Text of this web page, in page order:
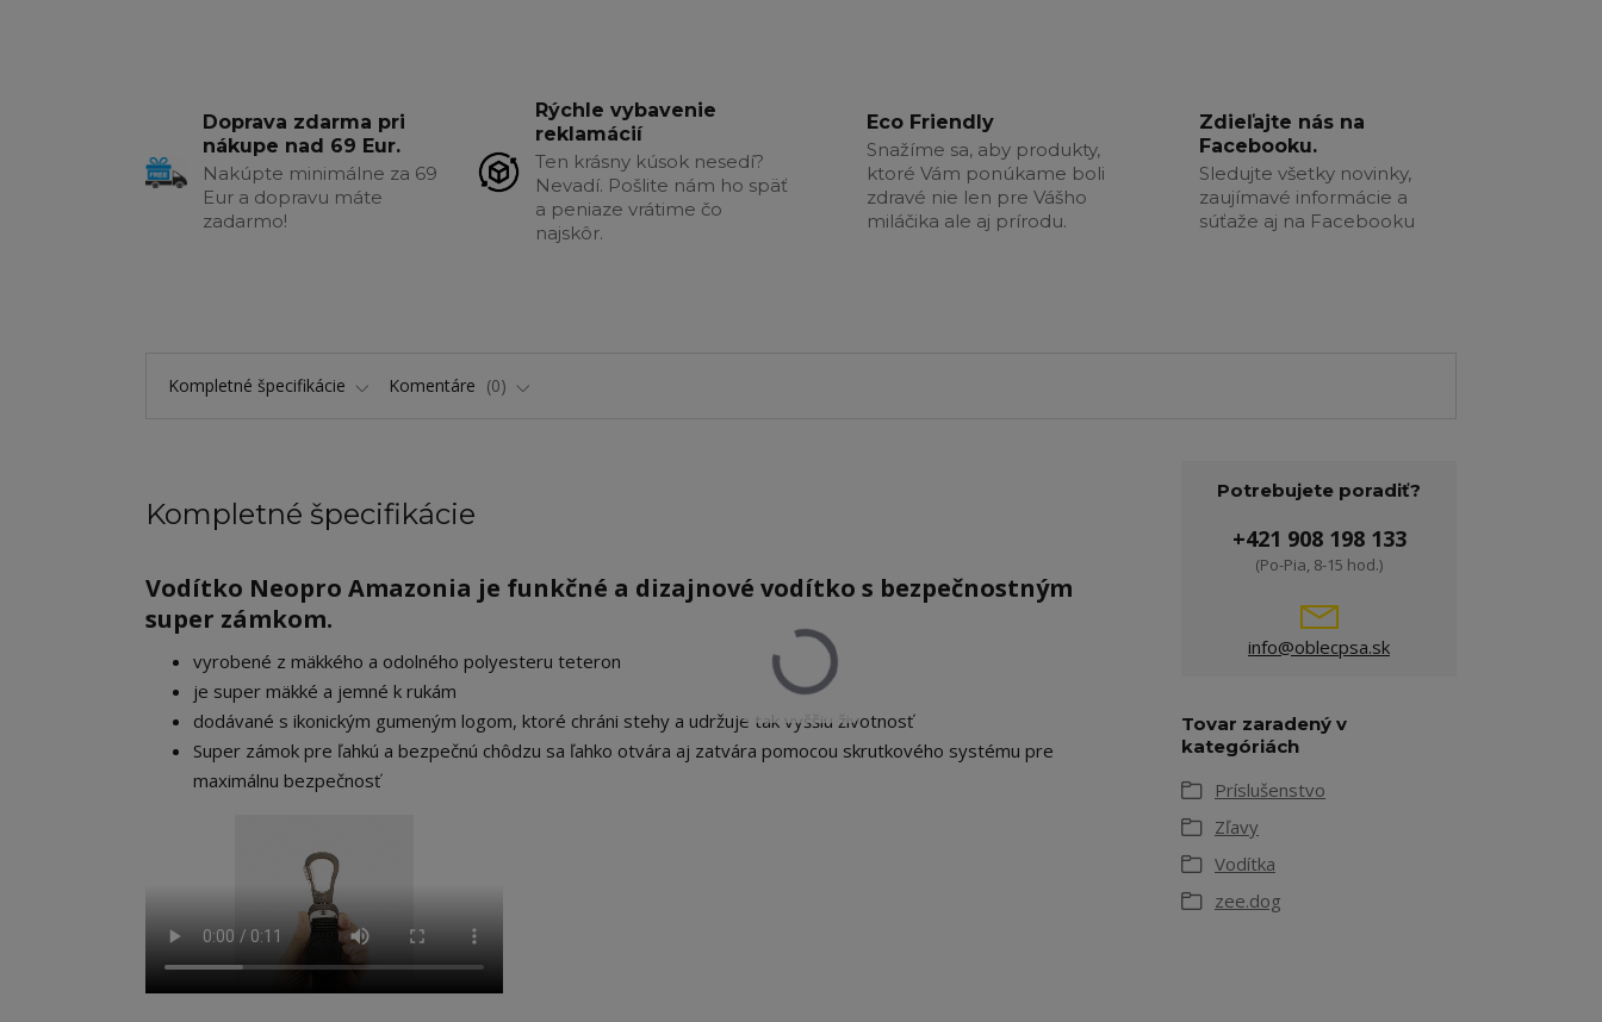
Doprava zdarma pri
nákupe nad 69 Eur.
Nakúpte minimálne za 69
Eur a dopravu máte
zadarmo!
Rýchle vybavenie
reklamácií
Ten krásny kúsok nesedí?
Nevadí. Pošlite nám ho späť
a peniaze vrátime čo
najskôr.
Eco Friendly
Snažíme sa, aby produkty,
ktoré Vám ponúkame boli
zdravé nie len pre Vášho
miláčika ale aj prírodu.
Zdieľajte nás na
Facebooku.
Sledujte všetky novinky,
zaujímavé informácie a
súťaže aj na Facebooku
Kompletné špecifikácie Komentáre 0
Kompletné špecifikácie
Vodítko Neopro Amazonia je funkčné a dizajnové vodítko s bezpečnostným
super zámkom.
vyrobené z mäkkého a odolného polyesteru teteron
je super mäkké a jemné k rukám
dodávané s ikonickým gumeným logom, ktoré chráni stehy a udržuje tak vyššiu životnosť
Super zámok pre ľahkú a bezpečnú chôdzu sa ľahko otvára aj zatvára pomocou skrutkového systému pre
maximálnu bezpečnosť
Potrebujete poradiť?
+421 908 198 133
(Po-Pia, 8-15 hod.)
info@oblecpsa.sk
Tovar zaradený v
kategóriách
Príslušenstvo
Zľavy
Vodítka
zee.dog